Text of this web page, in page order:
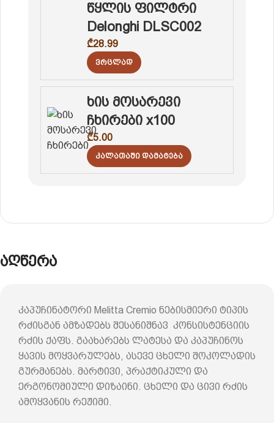
წყლის ფილტრი
Delonghi DLSC002
₾28.99
Ვრცლად
ხის მოსარევი
ჩხირები x100
₾5.00
Კალათაში Დამატება
აღწერა
კაპუჩინატორი Melitta Cremio ნებისმიერი ტიპის
რძისგან ამზადებს შესანიშნავ კონსისტენციის
რძის ქაფს. გაახარებს ლატესა და კაპუჩინოს
ყავის მოყვარულებს, ასევე ცხელი შოკოლადის
გურმანებს. მარტივი, პრაქტიკული და
ერგონომიული დიზაინი. ცხელი და ცივი რძის
ამოყვანის რეჟიმი.